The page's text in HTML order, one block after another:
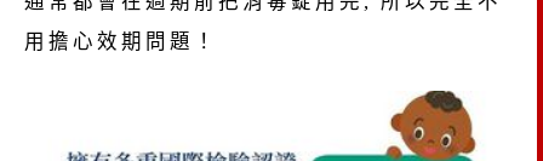
用擔心效期問題！